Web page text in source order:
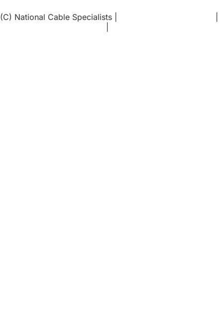
(C) National Cable Specialists |